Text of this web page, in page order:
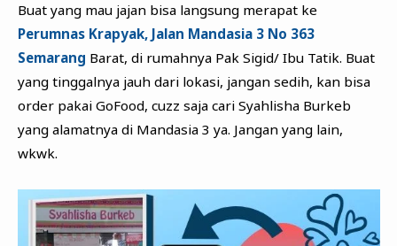
Buat yang mau jajan bisa langsung merapat ke
Perumnas Krapyak, Jalan Mandasia 3 No 363
Semarang Barat, di rumahnya Pak Sigid/ Ibu Tatik. Buat
yang tinggalnya jauh dari lokasi, jangan sedih, kan bisa
order pakai GoFood, cuzz saja cari Syahlisha Burkeb
yang alamatnya di Mandasia 3 ya. Jangan yang lain,
wkwk.